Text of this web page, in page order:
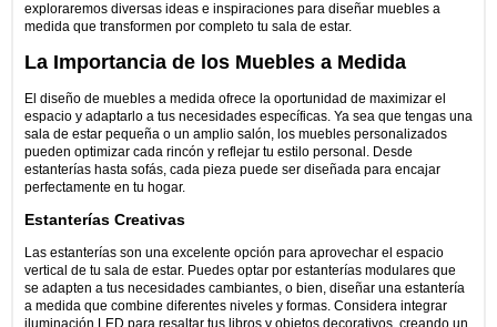
exploraremos diversas ideas e inspiraciones para diseñar muebles a
medida que transformen por completo tu sala de estar.
La Importancia de los Muebles a Medida
El diseño de muebles a medida ofrece la oportunidad de maximizar el
espacio y adaptarlo a tus necesidades específicas. Ya sea que tengas una
sala de estar pequeña o un amplio salón, los muebles personalizados
pueden optimizar cada rincón y reflejar tu estilo personal. Desde
estanterías hasta sofás, cada pieza puede ser diseñada para encajar
perfectamente en tu hogar.
Estanterías Creativas
Las estanterías son una excelente opción para aprovechar el espacio
vertical de tu sala de estar. Puedes optar por estanterías modulares que
se adapten a tus necesidades cambiantes, o bien, diseñar una estantería
a medida que combine diferentes niveles y formas. Considera integrar
iluminación LED para resaltar tus libros y objetos decorativos, creando un